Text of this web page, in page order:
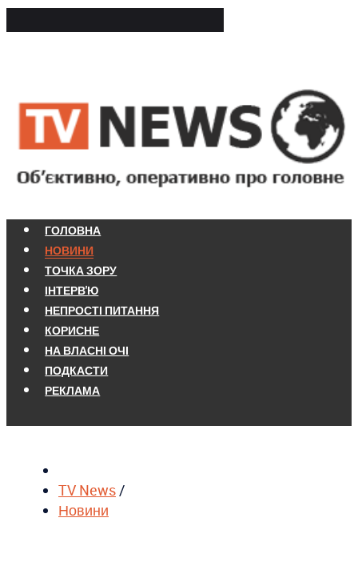
ГОЛОВНА
НОВИНИ
ТОЧКА ЗОРУ
ІНТЕРВ'Ю
НЕПРОСТІ ПИТАННЯ
КОРИСНЕ
НА ВЛАСНІ ОЧІ
ПОДКАСТИ
РЕКЛАМА
TV News/
Новини